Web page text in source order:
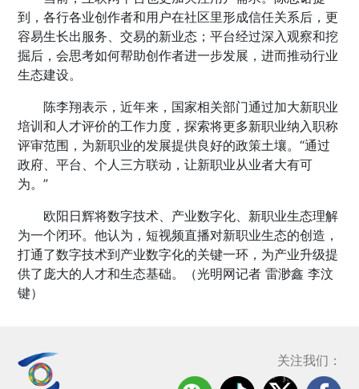
到，各行各业创作者和用户在社区里形成信任关系后，更
容易生长出服务、交易的新业态；平台经过深入观察和挖
掘后，会思考如何帮助创作者进一步发展，进而推动行业
生态建设。
陈李翔表示，近年来，国家相关部门通过加大新职业
培训和人才评价的工作力度，探索将更多新职业纳入职称
评审范围，为新职业的发展提供良好的政策土壤。“通过
政府、平台、个人三方联动，让新职业从业者大有可
为。”
欧阳日辉将数字技术、产业数字化、新职业生态理解
为一个闭环。他认为，短视频直播对新职业生态的创造，
打通了数字技术到产业数字化的关键一环，为产业升级提
供了庞大的人才和生态基础。（光明网记者 雷渺鑫 李汶
键）
关注我们：